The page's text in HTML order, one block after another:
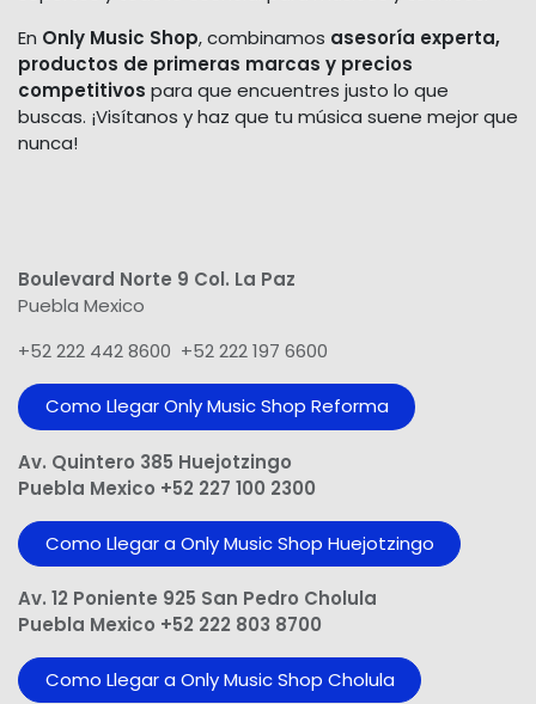
En Only Music Shop, combinamos asesoría experta,
productos de primeras marcas y precios
competitivos para que encuentres justo lo que
buscas. ¡Visítanos y haz que tu música suene mejor que
nunca!
Boulevard Norte 9 Col. La Paz
Puebla Mexico
+52 222 442 8600 +52 222 197 6600
Como Llegar Only Music Shop​ Reforma
Av. Quintero 385 Huejotzingo
Puebla Mexico +52 227 100 2300
Como Llegar a Only Music Shop Huejotzingo
Av. 12 Poniente 925 San Pedro Cholula
Puebla Mexico +52 222 803 8700
Como Llegar a Only Music Shop Cholula